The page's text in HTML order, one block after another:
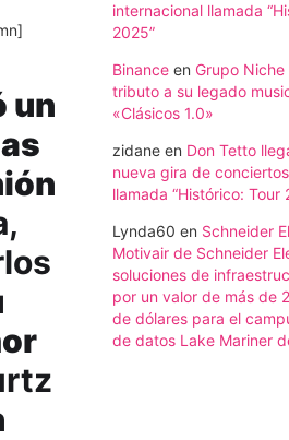
un
internacional llamada
2025”
Binance en Grupo
tributo a su legado
«Clásicos 1.0»
zidane en Don Tetto
nueva gira de
llamada “Histórico: Tour
Lynda60 en Schneider
Motivair de Schneider
soluciones de
por un valor de más de
de dólares para el
de datos Lake Mariner